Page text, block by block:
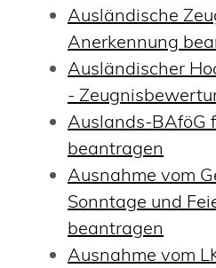
Ausländische
Anerkennung
Ausländischer
-
Auslands-BAföG
beantragen
Ausnahme vom
Sonntage und
beantragen
Ausnahme vom